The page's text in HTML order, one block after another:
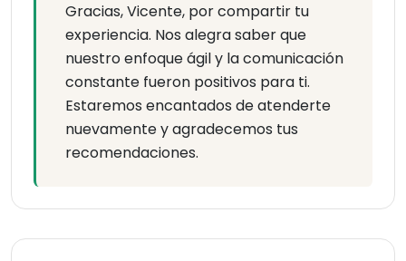
Gracias, Vicente, por compartir tu
experiencia. Nos alegra saber que
nuestro enfoque ágil y la comunicación
constante fueron positivos para ti.
Estaremos encantados de atenderte
nuevamente y agradecemos tus
recomendaciones.